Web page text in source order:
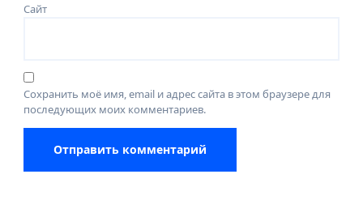
Сайт
Сохранить моё имя, email и адрес сайта в этом браузере для
последующих моих комментариев.